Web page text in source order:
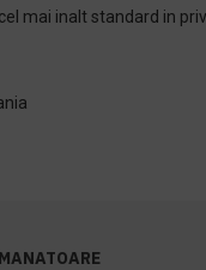
mai inalt standard in